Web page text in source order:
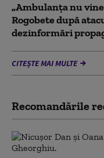
„Ambulanța nu
Rogobete după
dezinformări
CITEȘTE MAI MULTE
Recomandările